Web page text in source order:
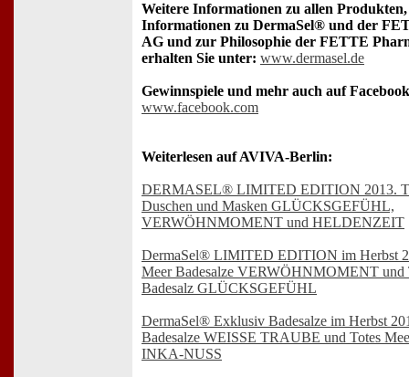
Weitere Informationen zu allen Produkten,
Informationen zu DermaSel® und der
AG und zur Philosophie der FETTE
erhalten Sie unter: www.dermasel.de
Gewinnspiele und mehr auch auf
www.facebook.com
Weiterlesen auf AVIVA-Berlin:
DERMASEL® LIMITED EDITION 2013.
Duschen und Masken GLÜCKSGEFÜHL,
VERWÖHNMOMENT und HELDENZEIT
DermaSel® LIMITED EDITION im Herbst
Meer Badesalze VERWÖHNMOMENT und
Badesalz GLÜCKSGEFÜHL
DermaSel® Exklusiv Badesalze im Herbst
Badesalze WEISSE TRAUBE und Totes
INKA-NUSS